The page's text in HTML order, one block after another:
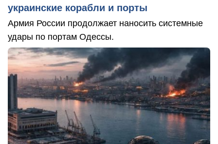
украинские корабли и порты
Армия России продолжает наносить системные
удары по портам Одессы.